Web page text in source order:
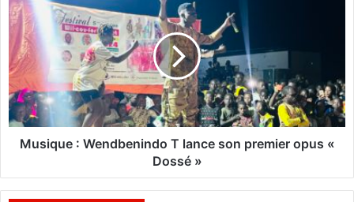
z
e
b
a
ï
d
j
S
u
s
q
u
e
:
W
d
b
Musique : Wendbenindo T lance son premier opus «
Dossé »